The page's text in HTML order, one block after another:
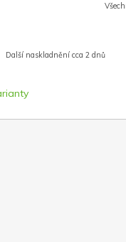
Další naskladnění cca 2 dnů